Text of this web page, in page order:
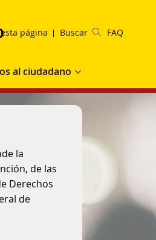
página Buscar FAQ
al ciudadano
la
de las
Derechos
de